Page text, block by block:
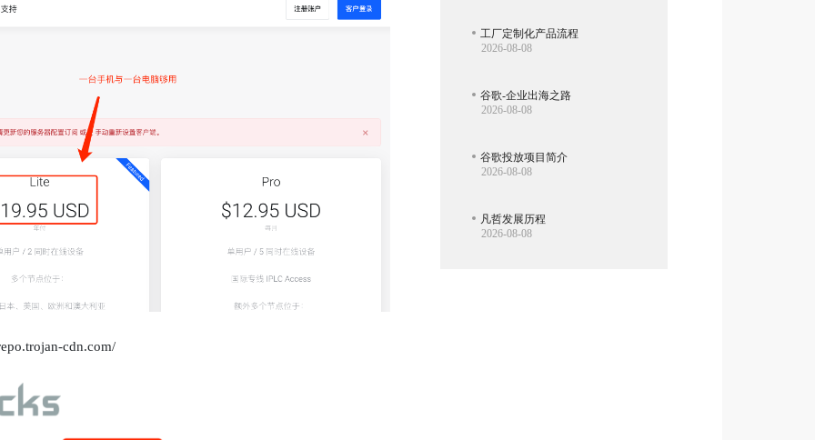
cdn.com/
工厂定制化产品流程
2026-08-08
谷歌-企业出海之路
2026-08-08
谷歌投放项目简介
2026-08-08
凡哲发展历程
2026-08-08